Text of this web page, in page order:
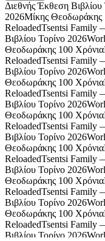
Διεθνής Έκθεση Βιβλίου
2026Μίκης Θεοδωράκης
ReloadedTsentsi Family
Βιβλίου Τορίνο 2026
Θεοδωράκης 100 Χρόνια
ReloadedTsentsi Family
Βιβλίου Τορίνο 2026
Θεοδωράκης 100 Χρόνια
ReloadedTsentsi Family
Βιβλίου Τορίνο 2026
Θεοδωράκης 100 Χρόνια
ReloadedTsentsi Family
Βιβλίου Τορίνο 2026
Θεοδωράκης 100 Χρόνια
ReloadedTsentsi Family
Βιβλίου Τορίνο 2026
Θεοδωράκης 100 Χρόνια
ReloadedTsentsi Family
Βιβλίου Τορίνο 2026
Θεοδωράκης 100 Χρόνια
ReloadedTsentsi Family
Βιβλίου Τορίνο 2026